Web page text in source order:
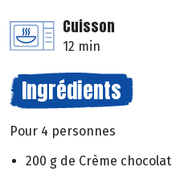
Cuisson
12 min
Ingrédients
Pour 4 personnes
200 g de Crème chocolat